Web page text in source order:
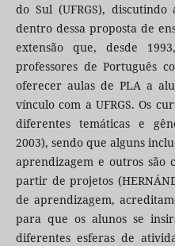
do Sul (UFRGS),
dentro dessa proposta de
extensão que, desde
professores de Português
oferecer aulas de PLA a
vínculo com a UFRGS. Os
diferentes temáticas e
2003), sendo que alguns
aprendizagem e outros são
partir de projetos
de aprendizagem,
para que os alunos se
diferentes esferas de